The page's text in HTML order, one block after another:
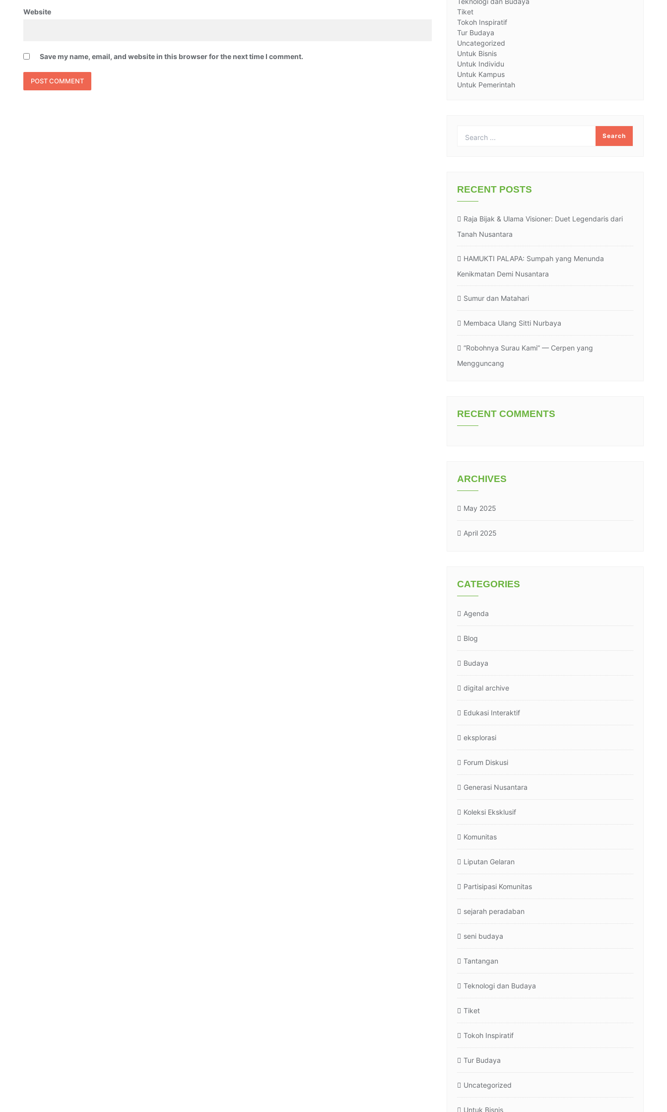
Website
Save my name, email, and website in this browser for the next time I comment.
Tiket
Tokoh Inspiratif
Tur Budaya
Uncategorized
Untuk Bisnis
Untuk Individu
Untuk Kampus
Untuk Pemerintah
RECENT POSTS
Raja Bijak & Ulama Visioner: Duet Legendaris dari
Tanah Nusantara
HAMUKTI PALAPA: Sumpah yang Menunda
Kenikmatan Demi Nusantara
Sumur dan Matahari
Membaca Ulang Sitti Nurbaya
“Robohnya Surau Kami” — Cerpen yang
Mengguncang
RECENT COMMENTS
ARCHIVES
May 2025
April 2025
CATEGORIES
Agenda
Blog
Budaya
digital archive
Edukasi Interaktif
eksplorasi
Forum Diskusi
Generasi Nusantara
Koleksi Eksklusif
Komunitas
Liputan Gelaran
Partisipasi Komunitas
sejarah peradaban
seni budaya
Tantangan
Teknologi dan Budaya
Tiket
Tokoh Inspiratif
Tur Budaya
Uncategorized
Untuk Bisnis